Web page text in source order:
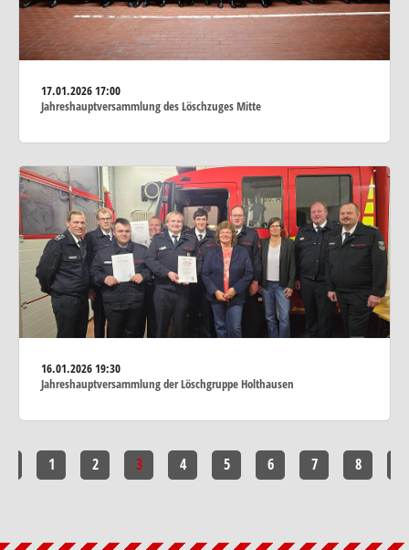
17.01.202617:00
Jahreshauptversammlung des Löschzuges Mitte
16.01.202619:30
Jahreshauptversammlung der Löschgruppe Holthausen
1 2 3 4 5 6 7 8